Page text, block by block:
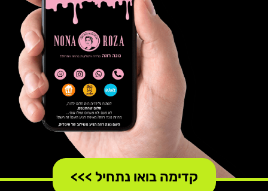
<<< קדימה בואו נתחיל